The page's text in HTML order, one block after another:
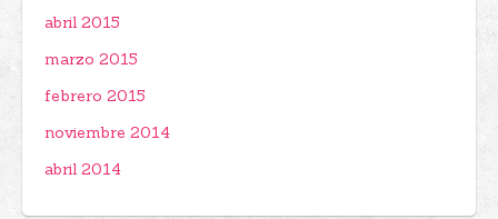
abril 2015
marzo 2015
febrero 2015
noviembre 2014
abril 2014